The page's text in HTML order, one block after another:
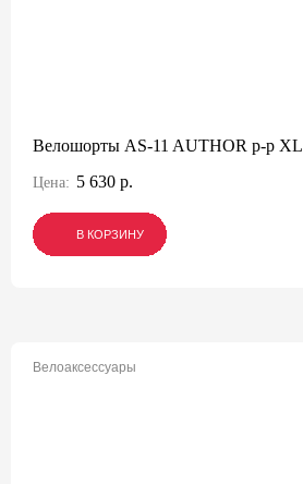
Велошорты AS-11 AUTHOR р-р XL
Цена: 5 630 р.
В КОРЗИНУ
В КОРЗИНУ
В КОРЗИНУ
Велоаксессуары